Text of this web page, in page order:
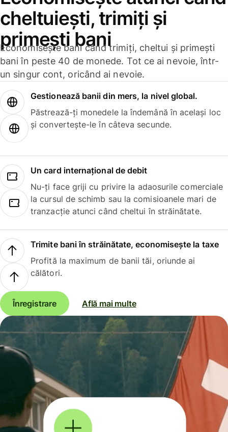
cheltuiești, trimiți și
primești bani
Economisește bani când trimiți, cheltui și primești
bani în peste 40 de monede. Tot ce ai nevoie, într-
un singur cont, oricând ai nevoie.
Gestionează banii din mers, la nivel global.
Păstrează-ți monedele la îndemână în același loc
și convertește-le în câteva secunde.
Un card internațional de debit
Nu-ți face griji cu privire la adaosurile comerciale
la cursul de schimb sau la comisioanele mari de
tranzacție atunci când cheltui în străinătate.
Trimite bani în străinătate, economisește la taxe
Profită la maximum de banii tăi, oriunde ai
călători.
Înregistrare Află mai multe